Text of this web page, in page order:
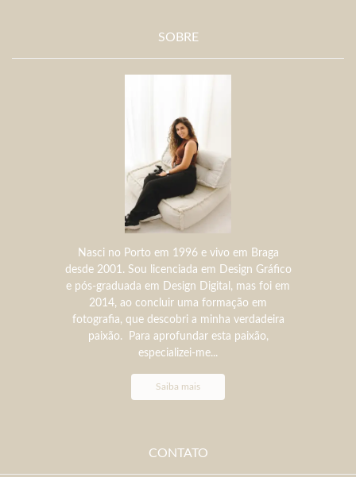
SOBRE
Nasci no Porto em 1996 e vivo em Braga
desde 2001. Sou licenciada em Design Gráfico
e pós-graduada em Design Digital, mas foi em
2014, ao concluir uma formação em
fotografia, que descobri a minha verdadeira
paixão. Para aprofundar esta paixão,
especializei-me...
Saiba mais
CONTATO